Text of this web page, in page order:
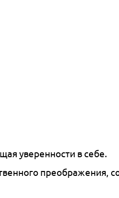
уверенности в себе.
преображения,